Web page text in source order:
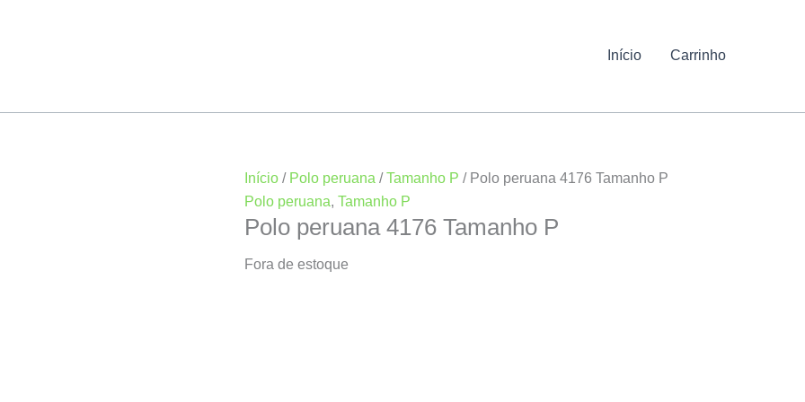
Início Carrinho
Início / Polo peruana /Tamanho P / Polo peruana 4176 Tamanho P
Polo peruana, Tamanho P
Polo peruana 4176 Tamanho P
Fora de estoque